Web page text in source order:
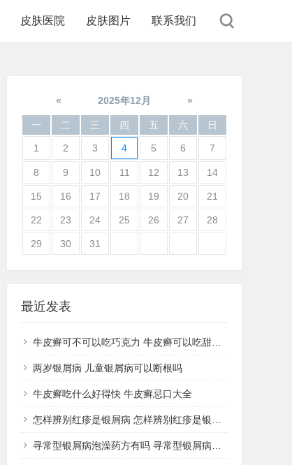
皮肤医院 皮肤图片 联系我们
« 2025年12月 »
一 二 三 四 五 六 日
1 2 3 4 5 6 7
8 9 10 11 12 13 14
15 16 17 18 19 20 21
22 23 24 25 26 27 28
29 30 31
最近发表
牛皮癣可不可以吃巧克力 牛皮癣可以吃甜品吗
两岁银屑病 儿童银屑病可以断根吗
牛皮癣吃什么好得快 牛皮癣忌口大全
怎样辨别红疹是银屑病 怎样辨别红疹是银屑病还是湿疹
寻常型银屑病泡澡药方有吗 寻常型银屑病用什么药洗